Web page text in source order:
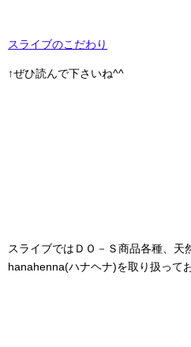
スライブのこだわり
↑ぜひ読んで下さいね^^
スライブではＤＯ－Ｓ商品各種、天
hanahenna(ハナヘナ)を取り扱って